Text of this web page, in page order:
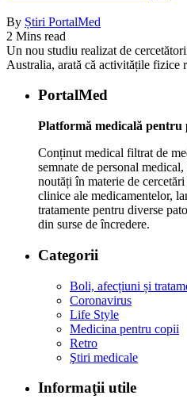
By Știri PortalMed
2 Mins read
Un nou studiu realizat de
Australia, arată că activitățile
PortalMed
Platformă medicală pentru
Conținut medical filtrat de
semnate de personal
noutăți în materie de
clinice ale medicamentelor,
tratamente pentru diverse
din surse de încredere.
Categorii
Boli, afecțiuni și
Coronavirus
Life Style
Medicina pentru copii
Retro
Ştiri medicale
Informaţii utile